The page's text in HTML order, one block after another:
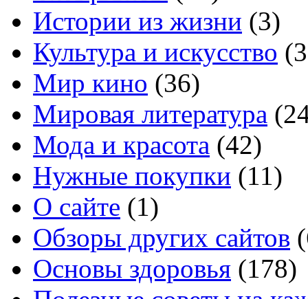
Истории из жизни (3)
Культура и искусство
Мир кино (36)
Мировая литература
Мода и красота (42)
Нужные покупки (11)
О сайте (1)
Обзоры других сайтов
Основы здоровья (178)